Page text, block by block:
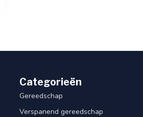
Categorieën
Gereedschap
Verspanend gereedschap